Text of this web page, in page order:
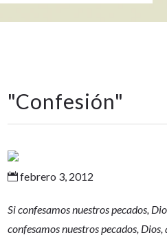
"Confesión"
 febrero 3, 2012
Si confesamos nuestros pecados,
confesamos nuestros pecados,